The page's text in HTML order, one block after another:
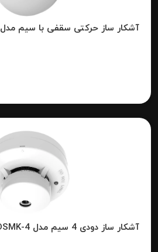
آشکار ساز حرکتی سقفی با سیم مدل DS-PDCL12-EG2
آشکار ساز دودی 4 سیم مدل DS-PDSMK-4